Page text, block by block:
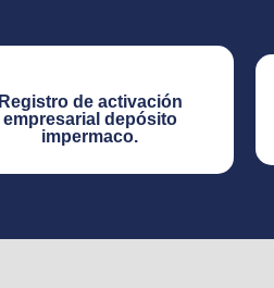
Registro de activación
empresarial depósito
impermaco.​